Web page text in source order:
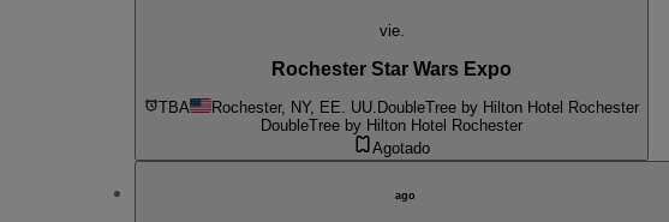
vie.
Rochester Star Wars Expo
TBA Rochester, NY, EE. UU. DoubleTree by Hilton Hotel Rochester
DoubleTree by Hilton Hotel Rochester
Agotado
ago